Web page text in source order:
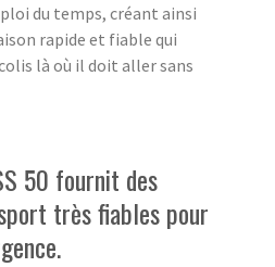
du temps, créant ainsi
rapide et fiable qui
là où il doit aller sans
50 fournit des
très fiables pour